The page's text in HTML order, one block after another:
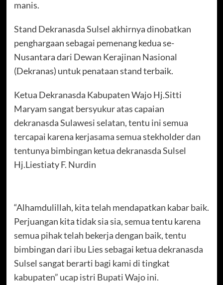
manis.
Stand Dekranasda Sulsel akhirnya dinobatkan
penghargaan sebagai pemenang kedua se-
Nusantara dari Dewan Kerajinan Nasional
(Dekranas) untuk penataan stand terbaik.
Ketua Dekranasda Kabupaten Wajo Hj.Sitti
Maryam sangat bersyukur atas capaian
dekranasda Sulawesi selatan, tentu ini semua
tercapai karena kerjasama semua stekholder dan
tentunya bimbingan ketua dekranasda Sulsel
Hj.Liestiaty F. Nurdin
“Alhamdulillah, kita telah mendapatkan kabar baik.
Perjuangan kita tidak sia sia, semua tentu karena
semua pihak telah bekerja dengan baik, tentu
bimbingan dari ibu Lies sebagai ketua dekranasda
Sulsel sangat berarti bagi kami di tingkat
kabupaten” ucap istri Bupati Wajo ini.